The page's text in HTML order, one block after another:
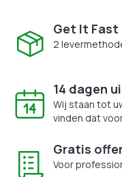
Get It Fast
2
14 dagen
Wij staan tot
vinden dat
Gratis
Voor